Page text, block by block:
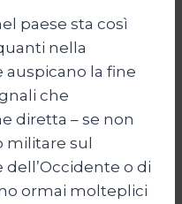
paese sta così
nella
la fine
che
diretta – se non
militare sul
o di
ormai molteplici